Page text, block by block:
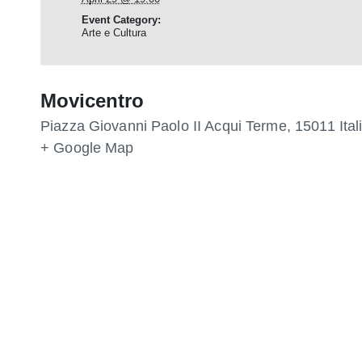
Event Category:
Arte e Cultura
Movicentro
Piazza Giovanni Paolo II Acqui Terme, 15011
+ Google Map